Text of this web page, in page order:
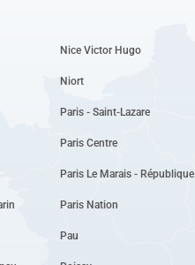
Nice Victor Hugo
Niort
Paris - Saint-Lazare
Paris Centre
Paris Le Marais - République
Paris Nation
Pau